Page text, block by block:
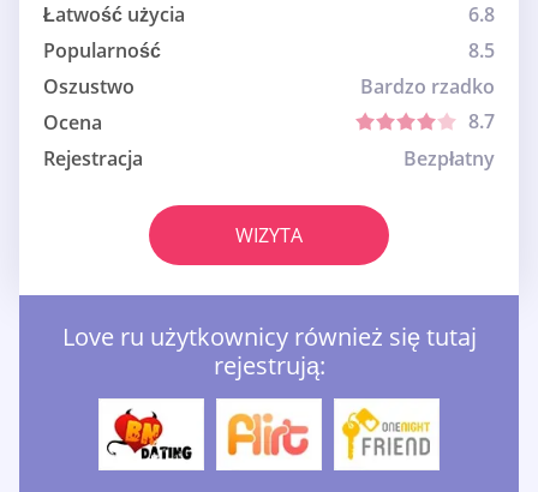
Łatwość użycia
6.8
Popularność
8.5
Oszustwo
Bardzo rzadko
Ocena
8.7
Rejestracja
Bezpłatny
WIZYTA
Love ru użytkownicy również się tutaj
rejestrują: